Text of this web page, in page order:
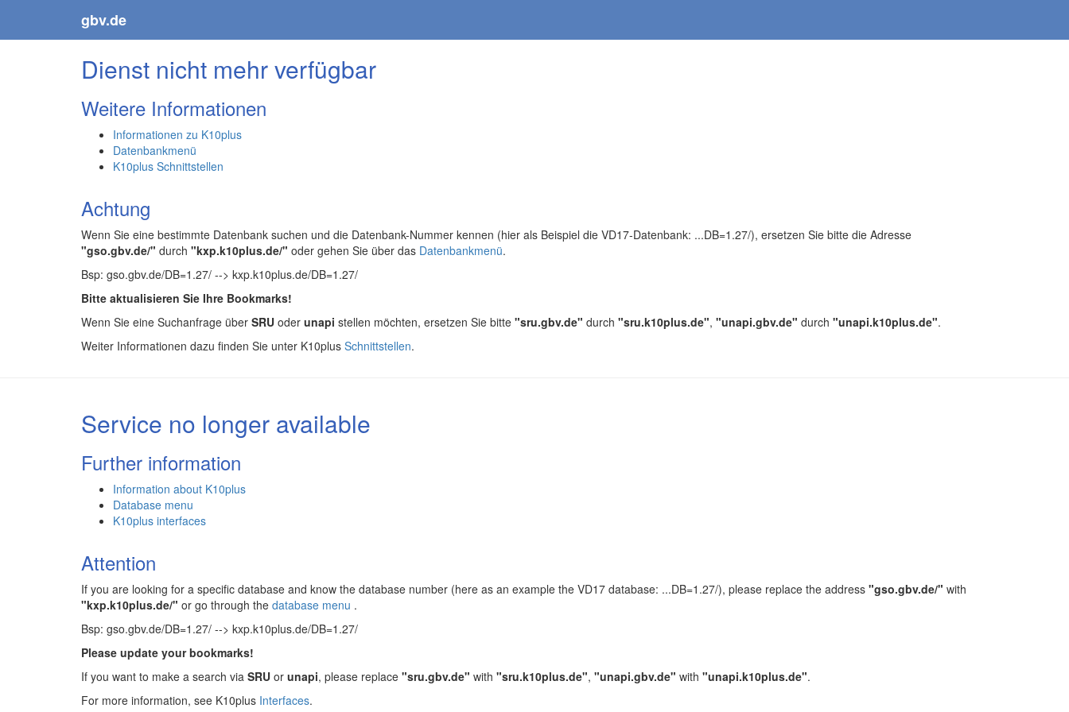
gbv.de
Dienst nicht mehr verfügbar
Weitere Informationen
Informationen zu K10plus
Datenbankmenü
K10plus Schnittstellen
Achtung
Wenn Sie eine bestimmte Datenbank suchen und die Datenbank-Nummer kennen (hier als Beispiel die VD17-Datenbank: ...DB=1.27/), ersetzen Sie bitte die Adresse
"gso.gbv.de/" durch "kxp.k10plus.de/" oder gehen Sie über das Datenbankmenü.
Bsp: gso.gbv.de/DB=1.27/ --> kxp.k10plus.de/DB=1.27/
Bitte aktualisieren Sie Ihre Bookmarks!
Wenn Sie eine Suchanfrage über SRU oder unapi stellen möchten, ersetzen Sie bitte "sru.gbv.de" durch "sru.k10plus.de", "unapi.gbv.de" durch "unapi.k10plus.de".
Weiter Informationen dazu finden Sie unter K10plus Schnittstellen.
Service no longer available
Further information
Information about K10plus
Database menu
K10plus interfaces
Attention
If you are looking for a specific database and know the database number (here as an example the VD17 database: ...DB=1.27/), please replace the address "gso.gbv.de/" with
"kxp.k10plus.de/" or go through the database menu .
Bsp: gso.gbv.de/DB=1.27/ --> kxp.k10plus.de/DB=1.27/
Please update your bookmarks!
If you want to make a search via SRU or unapi, please replace "sru.gbv.de" with "sru.k10plus.de", "unapi.gbv.de" with "unapi.k10plus.de".
For more information, see K10plus Interfaces.